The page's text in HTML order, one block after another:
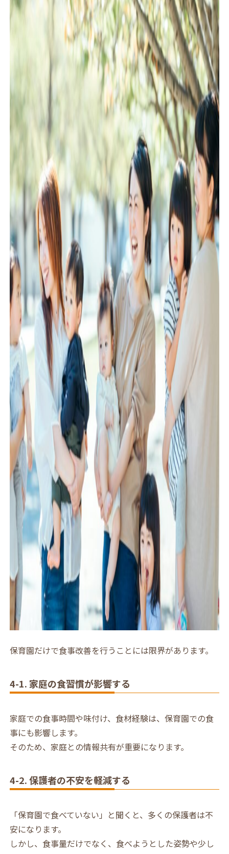
保育園だけで食事改善を行うことには限界があります。
4-1. 家庭の食習慣が影響する
家庭での食事時間や味付け、食材経験は、保育園での食
事にも影響します。
そのため、家庭との情報共有が重要になります。
4-2. 保護者の不安を軽減する
「保育園で食べていない」と聞くと、多くの保護者は不
安になります。
しかし、食事量だけでなく、食べようとした姿勢や少し